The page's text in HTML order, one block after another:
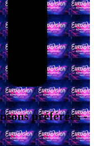
préférées -